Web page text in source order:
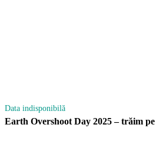
Data indisponibilă
Earth Overshoot Day 2025 – trăim